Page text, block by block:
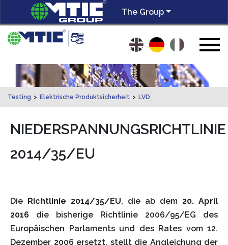
The Group
Testing > Elektrische Produktsicherheit > LVD
NIEDERSPANNUNGSRICHTLINIE
2014/35/EU
Die Richtlinie 2014/35/EU, die ab dem 20. April
2016 die bisherige Richtlinie 2006/95/EG des
Europäischen Parlaments und des Rates vom 12.
Dezember 2006 ersetzt, stellt die Angleichung der